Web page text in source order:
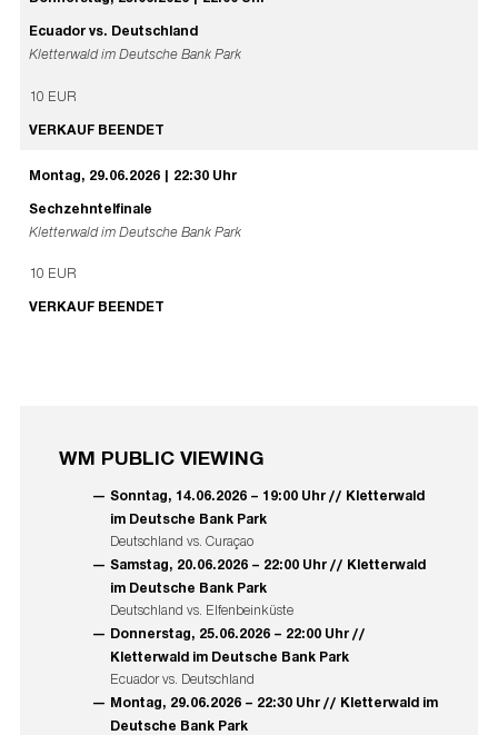
Ecuador vs. Deutschland
Kletterwald im Deutsche Bank Park
10 EUR
VERKAUF BEENDET
Montag, 29.06.2026 | 22:30 Uhr
Sechzehntelfinale
Kletterwald im Deutsche Bank Park
10 EUR
VERKAUF BEENDET
WM PUBLIC VIEWING
Sonntag, 14.06.2026 – 19:00 Uhr // Kletterwald
im Deutsche Bank Park
Deutschland vs. Curaçao
Samstag, 20.06.2026 – 22:00 Uhr // Kletterwald
im Deutsche Bank Park
Deutschland vs. Elfenbeinküste
Donnerstag, 25.06.2026 – 22:00 Uhr //
Kletterwald im Deutsche Bank Park
Ecuador vs. Deutschland
Montag, 29.06.2026 – 22:30 Uhr // Kletterwald im
Deutsche Bank Park